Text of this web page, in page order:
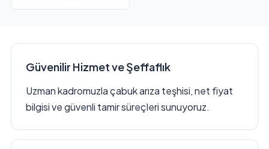
Güvenilir Hizmet ve Şeffaflık
Uzman kadromuzla çabuk arıza teşhisi, net fiyat
bilgisi ve güvenli tamir süreçleri sunuyoruz.